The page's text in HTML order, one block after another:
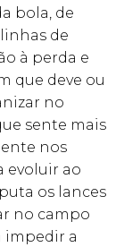
bola, de
de
à perda e
que deve ou
no
sente mais
nos
evoluir ao
os lances
no campo
impedir a